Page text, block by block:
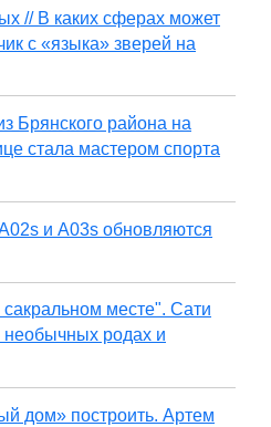
// В каких сферах может
с «языка» зверей на
Брянского района на
стала мастером спорта
и A03s обновляются
месте". Сати
необычных родах и
дом» построить. Артем